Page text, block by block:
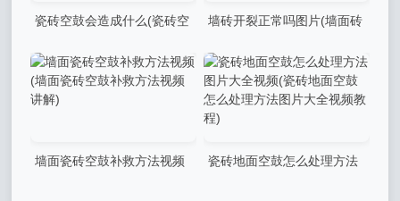
瓷砖空鼓会造成什么(瓷砖空
墙砖开裂正常吗图片(墙面砖
墙面瓷砖空鼓补救方法视频
瓷砖地面空鼓怎么处理方法